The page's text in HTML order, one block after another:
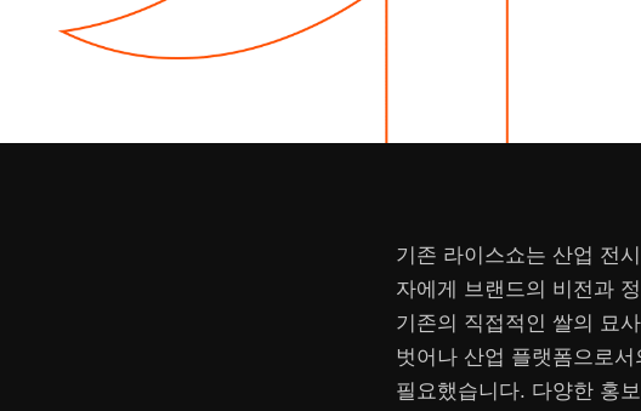
기존 라이스쇼는 산업 전
자에게 브랜드의 비전과
기존의 직접적인 쌀의 묘
벗어나 산업 플랫폼으로
필요했습니다. 다양한 홍